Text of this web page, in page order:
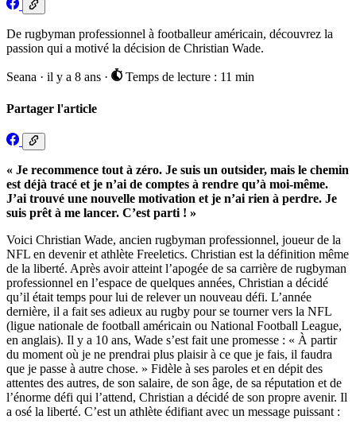
De rugbyman professionnel à footballeur américain, découvrez la
passion qui a motivé la décision de Christian Wade.
Seana · il y a 8 ans · Temps de lecture : 11 min
Partager l'article
« Je recommence tout à zéro. Je suis un outsider, mais le chemin
est déjà tracé et je n’ai de comptes à rendre qu’à moi-même.
J’ai trouvé une nouvelle motivation et je n’ai rien à perdre. Je
suis prêt à me lancer. C’est parti ! »
Voici Christian Wade, ancien rugbyman professionnel, joueur de la
NFL en devenir et athlète Freeletics. Christian est la définition même
de la liberté. Après avoir atteint l’apogée de sa carrière de rugbyman
professionnel en l’espace de quelques années, Christian a décidé
qu’il était temps pour lui de relever un nouveau défi. L’année
dernière, il a fait ses adieux au rugby pour se tourner vers la NFL
(ligue nationale de football américain ou National Football League,
en anglais). Il y a 10 ans, Wade s’est fait une promesse : « À partir
du moment où je ne prendrai plus plaisir à ce que je fais, il faudra
que je passe à autre chose. » Fidèle à ses paroles et en dépit des
attentes des autres, de son salaire, de son âge, de sa réputation et de
l’énorme défi qui l’attend, Christian a décidé de son propre avenir. Il
a osé la liberté. C’est un athlète édifiant avec un message puissant :